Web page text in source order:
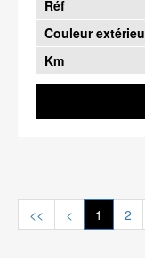
Réf
Couleur
Km
<< < 1 2